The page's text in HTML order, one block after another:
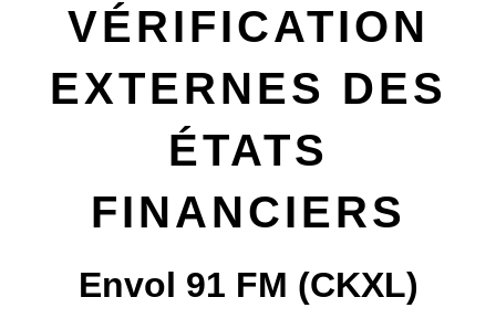
VÉRIFICATION
EXTERNES DES
ÉTATS
FINANCIERS
Envol 91 FM (CKXL)